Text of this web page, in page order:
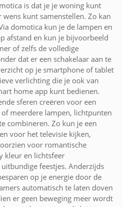
is dat je je woning kunt
kunt samenstellen. Zo kan
domotica kun je de lampen en
afstand en kun je bijvoorbeeld
of zelfs de volledige
dat er een schakelaar aan te
op je smartphone of tablet
verlichting die je ook van
home app kunt bedienen.
sferen creëren voor een
meerdere lampen, lichtpunten
combineren. Zo kun je een
voor het televisie kijken,
voor romantische
kleur en lichtsfeer
feestjes. Anderzijds
op je energie door de
automatisch te laten doven
er geen beweging meer wordt